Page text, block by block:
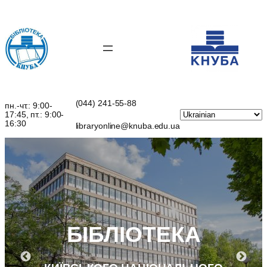
пн.-чт.: 9:00-
17:45, пт.: 9:00-
16:30
(044) 241-55-88
libraryonline@knuba.edu.ua
БІБЛІОТЕКА